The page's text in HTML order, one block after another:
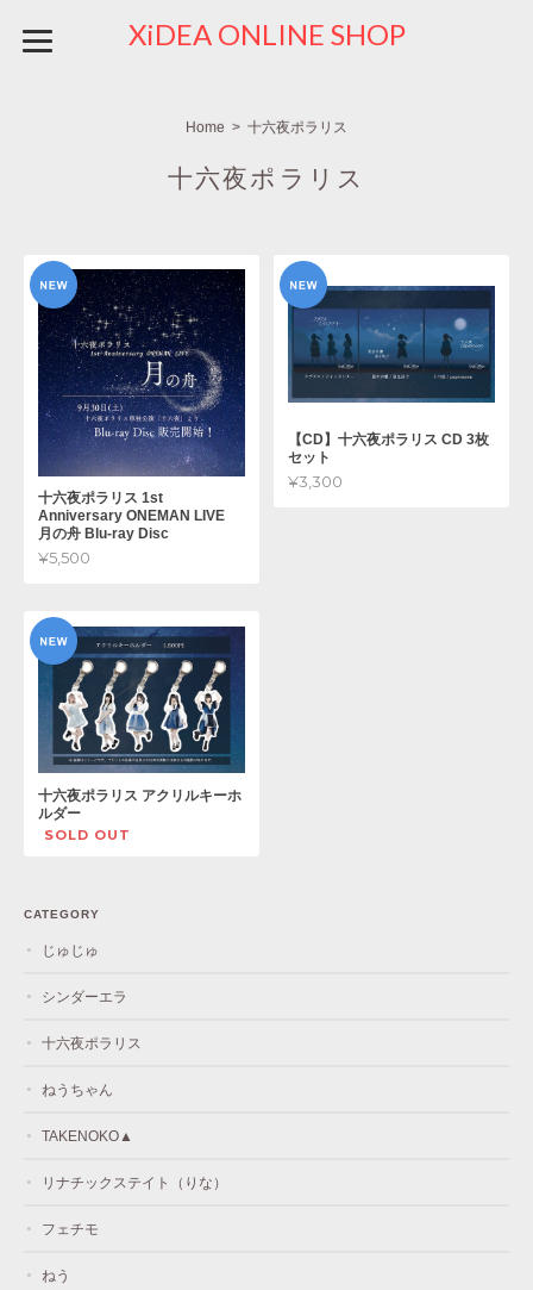
XiDEA ONLINE SHOP
Home 十六夜ポラリス
十六夜ポラリス
十六夜ポラリス 1st
Anniversary ONEMAN LIVE
月の舟 Blu-ray Disc
¥5,500
【CD】十六夜ポラリス CD 3枚
セット
¥3,300
十六夜ポラリス アクリルキーホ
ルダー
SOLD OUT
CATEGORY
じゅじゅ
シンダーエラ
十六夜ポラリス
ねうちゃん
TAKENOKO▲
リナチックステイト（りな）
フェチモ
ねう